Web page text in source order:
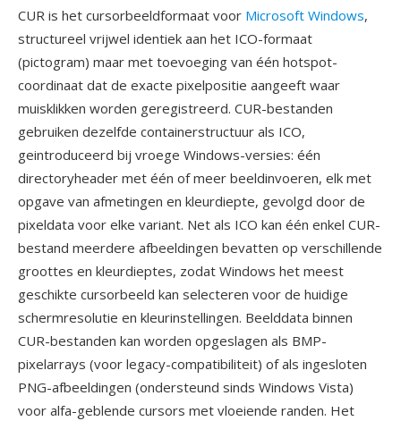
CUR is het cursorbeeldformaat voor Microsoft Windows,
structureel vrijwel identiek aan het ICO-formaat
(pictogram) maar met toevoeging van één hotspot-
coordinaat dat de exacte pixelpositie aangeeft waar
muisklikken worden geregistreerd. CUR-bestanden
gebruiken dezelfde containerstructuur als ICO,
geintroduceerd bij vroege Windows-versies: één
directoryheader met één of meer beeldinvoeren, elk met
opgave van afmetingen en kleurdiepte, gevolgd door de
pixeldata voor elke variant. Net als ICO kan één enkel CUR-
bestand meerdere afbeeldingen bevatten op verschillende
groottes en kleurdieptes, zodat Windows het meest
geschikte cursorbeeld kan selecteren voor de huidige
schermresolutie en kleurinstellingen. Beelddata binnen
CUR-bestanden kan worden opgeslagen als BMP-
pixelarrays (voor legacy-compatibiliteit) of als ingesloten
PNG-afbeeldingen (ondersteund sinds Windows Vista)
voor alfa-geblende cursors met vloeiende randen. Het